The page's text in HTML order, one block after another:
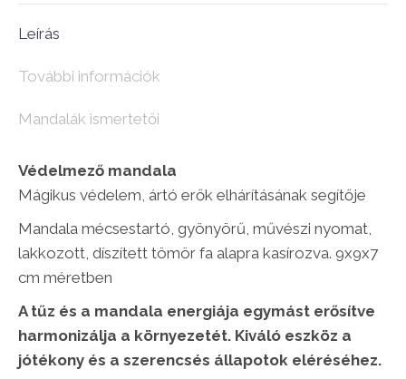
cm)
Leírás
További információk
Mandalák ismertetői
Védelmező mandala
Mágikus védelem, ártó erők elhárításának segítője
Mandala mécsestartó, gyönyörű, művészi nyomat,
lakkozott, díszített tömör fa alapra kasírozva. 9x9x7
cm méretben
A tűz és a mandala energiája egymást erősítve
harmonizálja a környezetét. Kiváló eszköz a
jótékony és a szerencsés állapotok eléréséhez.